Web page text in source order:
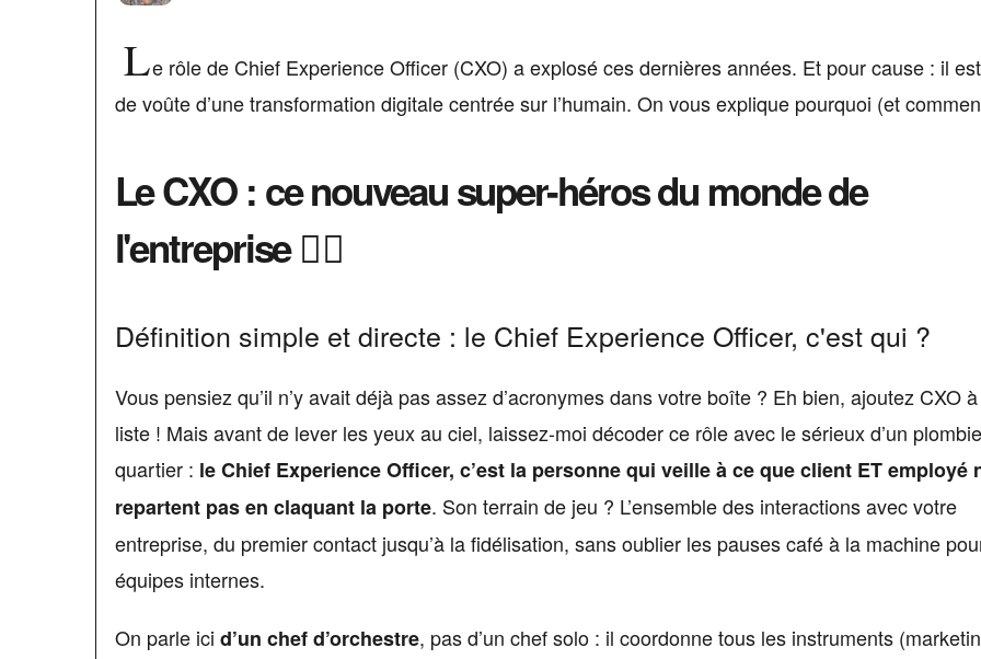
Le rôle de Chief Experience Officer (CXO) a explosé ces dernières années. Et pour cause : il
de voûte d’une transformation digitale centrée sur l’humain. On vous explique pourquoi (et
Le CXO : ce nouveau super-héros du monde de
l'entreprise 🦸‍♂️
Définition simple et directe : le Chief Experience Officer, c'est qui ?
Vous pensiez qu’il n’y avait déjà pas assez d’acronymes dans votre boîte ? Eh bien, ajoutez CXO
liste ! Mais avant de lever les yeux au ciel, laissez-moi décoder ce rôle avec le sérieux d’un
quartier : le Chief Experience Officer, c’est la personne qui veille à ce que client ET employé
repartent pas en claquant la porte. Son terrain de jeu ? L’ensemble des interactions avec votre
entreprise, du premier contact jusqu’à la fidélisation, sans oublier les pauses café à la machine
équipes internes.
On parle ici d’un chef d’orchestre, pas d’un chef solo : il coordonne tous les instruments